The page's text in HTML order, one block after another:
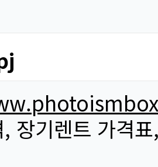
장기렌트 가격